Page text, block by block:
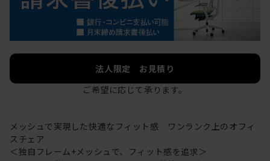
法人限定 お見積り
ご希望に応じて承ります。
メッシュで実現した快適なフィット感 ワンランク上のオフィ
スチェア
＜独自フレーム+メッシュで、フィット感を追求＞